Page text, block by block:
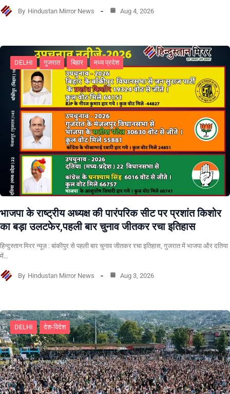
By Hindustan Mirror News Aug 4, 2026
DELHI गुजरात बिहार मध्य प्रदेश
भाजपा के राष्ट्रीय अध्यक्ष की पारंपरिक सीट पर प्रशांत किशोर
का बड़ा उलटफेर,पहली बार चुनाव जीतकर रचा इतिहास
हिन्दुस्तान मिरर न्यूज़ : बांकीपुर से पहली बार चुनाव जीतकर रचा इतिहास, गुजरात में भाजपा और दतिया
में…
By Hindustan Mirror News Aug 3, 2026
DELHI देश-विदेश